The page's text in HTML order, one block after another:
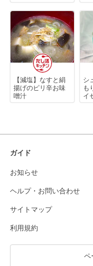
【減塩】なすと絹
揚げのピリ辛お味
噌汁
シ
も
イ
ガイド
お知らせ
ヘルプ・お問い合わせ
サイトマップ
利用規約
ペ